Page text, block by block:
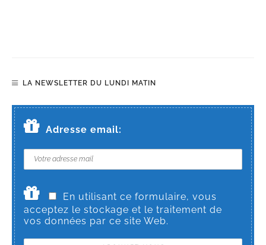
LA NEWSLETTER DU LUNDI MATIN
Adresse email:
En utilisant ce formulaire, vous
acceptez le stockage et le traitement de
vos données par ce site Web.